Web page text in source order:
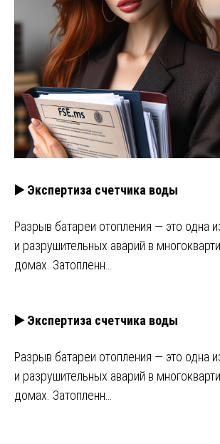
▶️ Экспертиза счетчика воды
Разрыв батареи отопления — это одна
и разрушительных аварий в
домах. Затопленн…
▶️ Экспертиза счетчика воды
Разрыв батареи отопления — это одна
и разрушительных аварий в
домах. Затопленн…